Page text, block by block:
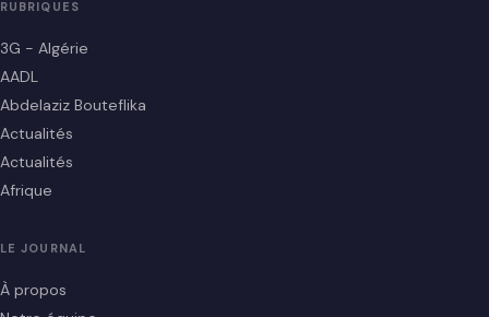
RUBRIQUES
3G - Algérie
AADL
Abdelaziz Bouteflika
Actualités
Actualités
Afrique
LE JOURNAL
À propos